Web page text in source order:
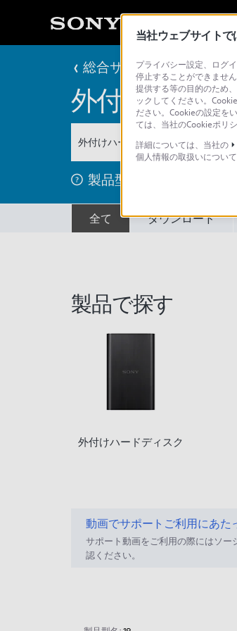
総合サポート・お問い合
外付けハード
外付けハードディスク
製品型名を調べる方法
全て ダウンロード
製品で探す
外付けハードディスク
動画でサポートご利用にあた
サポート動画をご利用の際にはソー
認ください。
当社ウェブサイトで
プライバシー設定、ログ
停止することができませ
提供する等の目的のため
ックしてください。
ださい。Cookieの設定を
ては、当社のCookieポリ
詳細については、当社の
個人情報の取扱いについて